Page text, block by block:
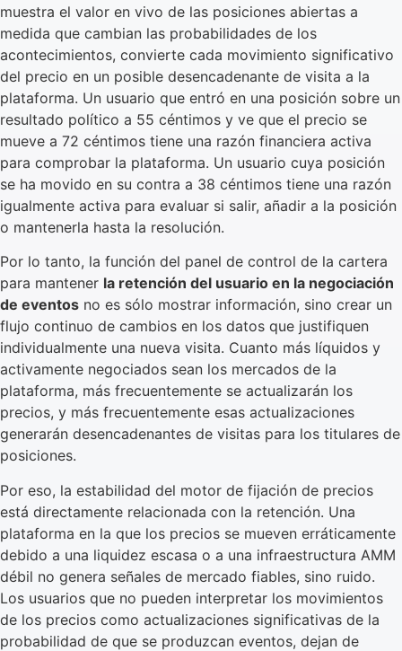
muestra el valor en vivo de las posiciones abiertas a
medida que cambian las probabilidades de los
acontecimientos, convierte cada movimiento significativo
del precio en un posible desencadenante de visita a la
plataforma. Un usuario que entró en una posición sobre un
resultado político a 55 céntimos y ve que el precio se
mueve a 72 céntimos tiene una razón financiera activa
para comprobar la plataforma. Un usuario cuya posición
se ha movido en su contra a 38 céntimos tiene una razón
igualmente activa para evaluar si salir, añadir a la posición
o mantenerla hasta la resolución.
Por lo tanto, la función del panel de control de la cartera
para mantener la retención del usuario en la negociación
de eventos no es sólo mostrar información, sino crear un
flujo continuo de cambios en los datos que justifiquen
individualmente una nueva visita. Cuanto más líquidos y
activamente negociados sean los mercados de la
plataforma, más frecuentemente se actualizarán los
precios, y más frecuentemente esas actualizaciones
generarán desencadenantes de visitas para los titulares de
posiciones.
Por eso, la estabilidad del motor de fijación de precios
está directamente relacionada con la retención. Una
plataforma en la que los precios se mueven erráticamente
debido a una liquidez escasa o a una infraestructura AMM
débil no genera señales de mercado fiables, sino ruido.
Los usuarios que no pueden interpretar los movimientos
de los precios como actualizaciones significativas de la
probabilidad de que se produzcan eventos, dejan de